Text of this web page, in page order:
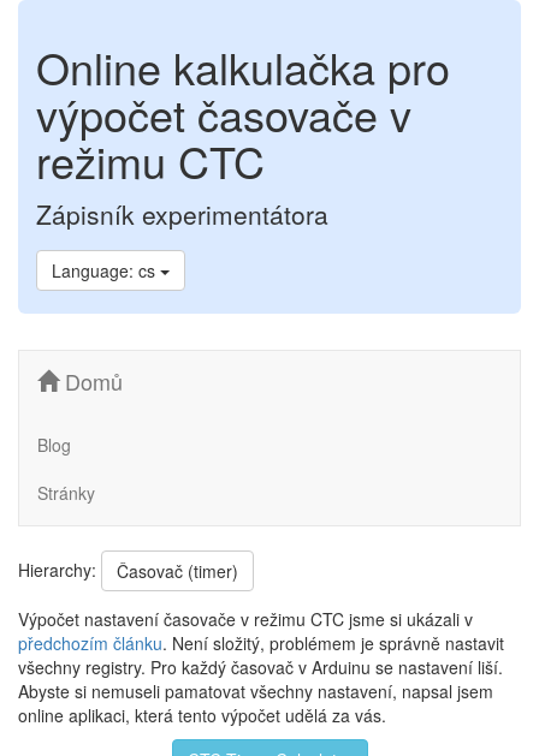
Online kalkulačka pro
výpočet časovače v
režimu CTC
Zápisník experimentátora
Language: cs
Domů
Blog
Stránky
Hierarchy:
Časovač (timer)
Výpočet nastavení časovače v režimu CTC jsme si ukázali v
předchozím článku. Není složitý, problémem je správně nastavit
všechny registry. Pro každý časovač v Arduinu se nastavení liší.
Abyste si nemuseli pamatovat všechny nastavení, napsal jsem
online aplikaci, která tento výpočet udělá za vás.